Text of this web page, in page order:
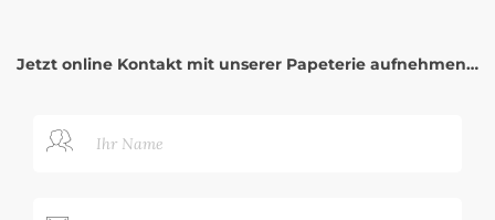
Jetzt online Kontakt mit unserer Papeterie aufnehmen…